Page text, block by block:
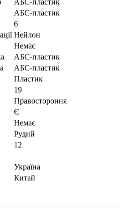
АБС-пластик
6
Нейлон
Немає
АБС-пластик
АБС-пластик
Пластик
19
Правостороння
Є
Немає
Рудий
12
Україна
Китай